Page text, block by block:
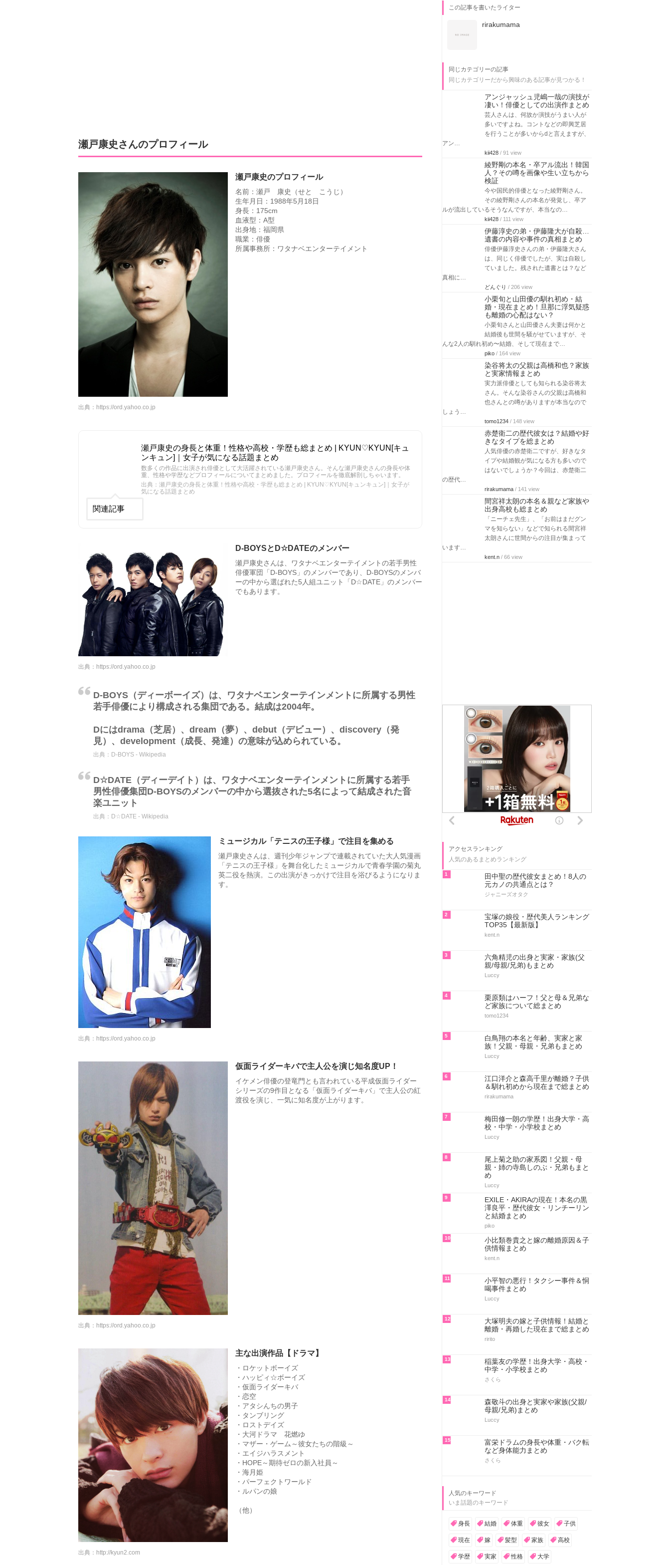
瀬戸康史さんのプロフィール
瀬戸康史のプロフィール
名前：瀬戸 康史（せと こうじ）
生年月日：1988年5月18日
身長：175cm
血液型：A型
出身地：福岡県
職業：俳優
所属事務所：ワタナベエンターテイメント
出典： https://ord.yahoo.co.jp
瀬戸康史の身長と体重！性格や高校・学歴も総まとめ | KYUN♡KYUN[キュ
ンキュン]｜女子が気になる話題まとめ
数多くの作品に出演され俳優として大活躍されている瀬戸康史さん。そんな瀬戸康史さんの身長や体
重、性格や学歴などプロフィールについてまとめました。プロフィールを徹底解剖しちゃいます。
出典：瀬戸康史の身長と体重！性格や高校・学歴も総まとめ | KYUN♡KYUN[キュンキュン]｜女子が
気になる話題まとめ
関連記事
D-BOYSとD☆DATEのメンバー
瀬戸康史さんは、ワタナベエンターテイメントの若手男性
俳優軍団「D-BOYS」のメンバーであり、D-BOYSのメンバ
ーの中から選ばれた5人組ユニット「D☆DATE」のメンバー
でもあります。
出典： https://ord.yahoo.co.jp
D-BOYS（ディーボーイズ）は、ワタナベエンターテインメントに所属する男性
若手俳優により構成される集団である。結成は2004年。
Dにはdrama（芝居）、dream（夢）、debut（デビュー）、discovery（発
見）、development（成長、発達）の意味が込められている。
出典： D-BOYS - Wikipedia
D☆DATE（ディーデイト）は、ワタナベエンターテインメントに所属する若手
男性俳優集団D-BOYSのメンバーの中から選抜された5名によって結成された音
楽ユニット
出典： D☆DATE - Wikipedia
ミュージカル「テニスの王子様」で注目を集める
瀬戸康史さんは、週刊少年ジャンプで連載されていた大人気漫画
「テニスの王子様」を舞台化したミュージカルで青春学園の菊丸
英二役を熱演。この出演がきっかけで注目を浴びるようになりま
す。
出典： https://ord.yahoo.co.jp
仮面ライダーキバで主人公を演じ知名度UP！
イケメン俳優の登竜門とも言われている平成仮面ライダー
シリーズの9作目となる「仮面ライダーキバ」で主人公の紅
渡役を演じ、一気に知名度が上がります。
出典： https://ord.yahoo.co.jp
主な出演作品【ドラマ】
・ロケットボーイズ
・ハッピィ☆ボーイズ
・仮面ライダーキバ
・恋空
・アタシんちの男子
・タンブリング
・ロストデイズ
・大河ドラマ 花燃ゆ
・マザー・ゲーム～彼女たちの階級～
・エイジハラスメント
・HOPE～期待ゼロの新入社員～
・海月姫
・パーフェクトワールド
・ルパンの娘
（他）
出典： http://kyun2.com
この記事を書いたライター
rirakumama
同じカテゴリーの記事
同じカテゴリーだから興味のある記事が見つかる！
アンジャッシュ児嶋一哉の演技が
凄い！俳優としての出演作まとめ
芸人さんは、何故か演技がうまい人が
多いですよね。コントなどの即興芝居
を行うことが多いからdと言えますが、
アン…
kii428 / 91 view
綾野剛の本名・卒アル流出！韓国
人？その噂を画像や生い立ちから
検証
今や国民的俳優となった綾野剛さん。
その綾野剛さんの本名が発覚し、卒ア
ルが流出しているそうなんですが、本当なの…
kii428 / 111 view
伊藤淳史の弟・伊藤隆大が自殺…
遺書の内容や事件の真相まとめ
俳優伊藤淳史さんの弟・伊藤隆大さん
は、同じく俳優でしたが、実は自殺し
ていました。残された遺書とは？など
真相に…
どんぐり / 206 view
小栗旬と山田優の馴れ初め・結
婚・現在まとめ！旦那に浮気疑惑
も離婚の心配はない？
小栗旬さんと山田優さん夫妻は何かと
結婚後も世間を騒がせていますが、そ
んな2人の馴れ初め〜結婚、そして現在まで…
piko / 164 view
染谷将太の父親は高橋和也？家族
と実家情報まとめ
実力派俳優としても知られる染谷将太
さん。そんな染谷さんの父親は高橋和
也さんとの噂がありますが本当なので
しょう…
tomo1234 / 148 view
赤楚衛二の歴代彼女は？結婚や好
きなタイプを総まとめ
人気俳優の赤楚衛二ですが、好きなタ
イプや結婚観が気になる方も多いので
はないでしょうか？今回は、赤楚衛二
の歴代…
rirakumama / 141 view
間宮祥太朗の本名＆親など家族や
出身高校も総まとめ
「ニーチェ先生」、「お前はまだグン
マを知らない」などで知られる間宮祥
太朗さんに世間からの注目が集まって
います…
kent.n / 66 view
アクセスランキング
人気のあるまとめランキング
1
田中聖の歴代彼女まとめ！8人の
元カノの共通点とは？
ジャニーズオタク
2
宝塚の娘役・歴代美人ランキング
TOP35【最新版】
kent.n
3
六角精児の出身と実家・家族(父
親/母親/兄弟)もまとめ
Luccy
4
栗原類はハーフ！父と母＆兄弟な
ど家族について総まとめ
tomo1234
5
白鳥翔の本名と年齢、実家と家
族！父親・母親・兄弟もまとめ
Luccy
6
江口洋介と森高千里が離婚？子供
＆馴れ初めから現在まで総まとめ
rirakumama
7
梅田修一朗の学歴！出身大学・高
校・中学・小学校まとめ
Luccy
8
尾上菊之助の家系図！父親・母
親・姉の寺島しのぶ・兄弟もまと
め
Luccy
9
EXILE・AKIRAの現在！本名の黒
澤良平・歴代彼女・リンチーリン
と結婚まとめ
piko
10
小比類巻貴之と嫁の離婚原因＆子
供情報まとめ
kent.n
11
小平智の悪行！タクシー事件＆恫
喝事件まとめ
Luccy
12
大塚明夫の嫁と子供情報！結婚と
離婚・再婚した現在まで総まとめ
ririto
13
稲葉友の学歴！出身大学・高校・
中学・小学校まとめ
さくら
14
森敬斗の出身と実家や家族(父親/
母親/兄弟)まとめ
Luccy
15
富栄ドラムの身長や体重・バク転
など身体能力まとめ
さくら
人気のキーワード
いま話題のキーワード
身長 結婚 体重 彼女 子供
現在 嫁 髪型 家族 高校
学歴 実家 性格 大学